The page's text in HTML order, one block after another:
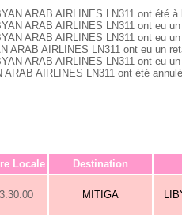
ARAB AIRLINES LN311 ont été
ARAB AIRLINES LN311 ont eu
ARAB AIRLINES LN311 ont eu
ARAB AIRLINES LN311 ont eu un
ARAB AIRLINES LN311 ont eu
AIRLINES LN311 ont été
Locale Destination
MITIGA